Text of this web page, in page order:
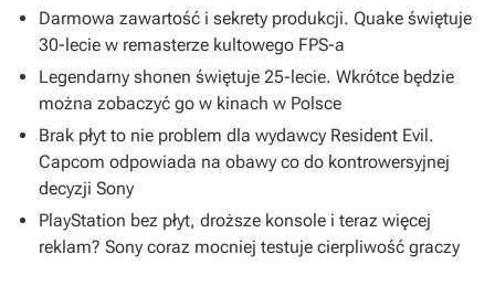
Darmowa zawartość i sekrety produkcji. Quake świętuje
30-lecie w remasterze kultowego FPS-a
Legendarny shonen świętuje 25-lecie. Wkrótce będzie
można zobaczyć go w kinach w Polsce
Brak płyt to nie problem dla wydawcy Resident Evil.
Capcom odpowiada na obawy co do kontrowersyjnej
decyzji Sony
PlayStation bez płyt, droższe konsole i teraz więcej
reklam? Sony coraz mocniej testuje cierpliwość graczy